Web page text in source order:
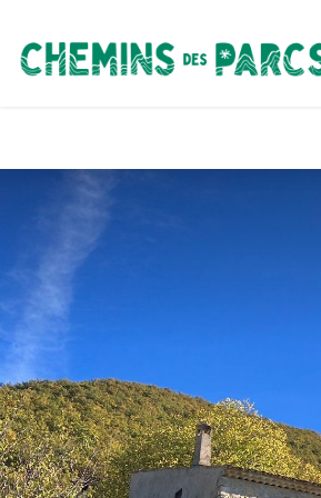
Chemins des Parcs